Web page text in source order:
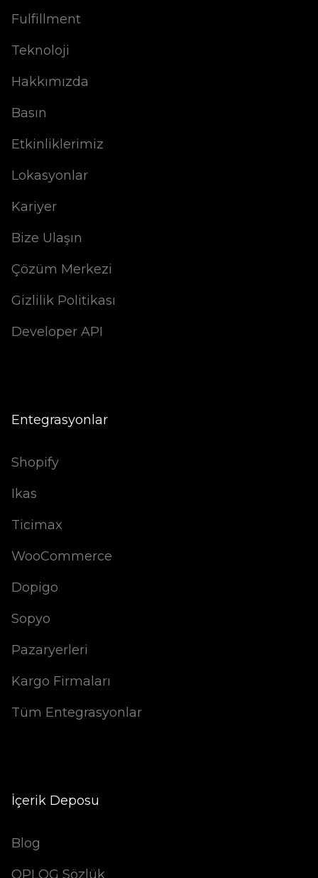
Fulfillment
Teknoloji
Hakkımızda
Basın
Etkinliklerimiz
Lokasyonlar
Kariyer
Bize Ulaşın
Çözüm Merkezi
Gizlilik Politikası
Developer API
Entegrasyonlar
Shopify
Ikas
Ticimax
WooCommerce
Dopigo
Sopyo
Pazaryerleri
Kargo Firmaları
Tüm Entegrasyonlar
İçerik Deposu
Blog
OPLOG Sözlük